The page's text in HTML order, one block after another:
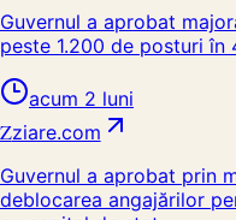
Guvernul a aprobat
peste 1.200 de posturi în
acum 2 luni
Zziare.com
Guvernul a aprobat prin
deblocarea angajărilor